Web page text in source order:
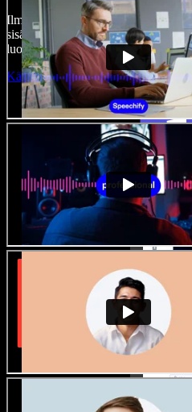
Ilman jyrkkää oppimiskäyrää ja
sisällöntuottajat pääsevät eroon
luovat ideansa.
Käynnistä Studio